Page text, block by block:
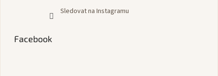
Sledovat na Instagramu
Facebook